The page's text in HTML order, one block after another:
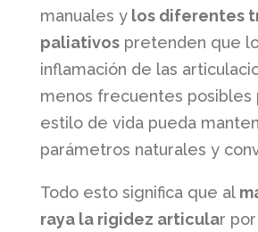
manuales ylos diferentes
paliativospretenden que
inflamación de las
menos frecuentes posibles
estilo de vida pueda
parámetros naturales y
Todo esto significa que al
raya la rigidez articular por